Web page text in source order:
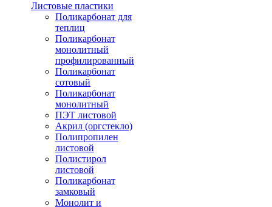
Листовые пластики
Поликарбонат для
теплиц
Поликарбонат
монолитный
профилированный
Поликарбонат
сотовый
Поликарбонат
монолитный
ПЭТ листовой
Акрил (оргстекло)
Полипропилен
листовой
Полистирол
листовой
Поликарбонат
замковый
Монолит и